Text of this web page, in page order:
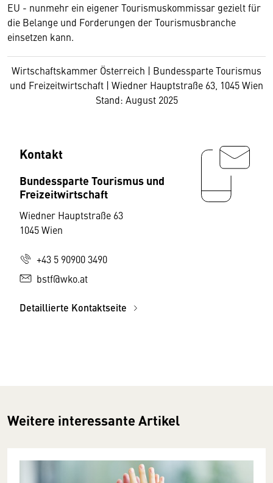
EU - nunmehr ein eigener Tourismuskommissar gezielt für
die Belange und Forderungen der Tourismusbranche
einsetzen kann.
Wirtschaftskammer Österreich | Bundessparte Tourismus
und Freizeitwirtschaft | Wiedner Hauptstraße 63, 1045 Wien
Stand: August 2025
Kontakt
Bundessparte Tourismus und
Freizeitwirtschaft
Wiedner Hauptstraße 63
1045 Wien
+43 5 90900 3490
bstf@wko.at
Detaillierte Kontaktseite
Weitere interessante Artikel